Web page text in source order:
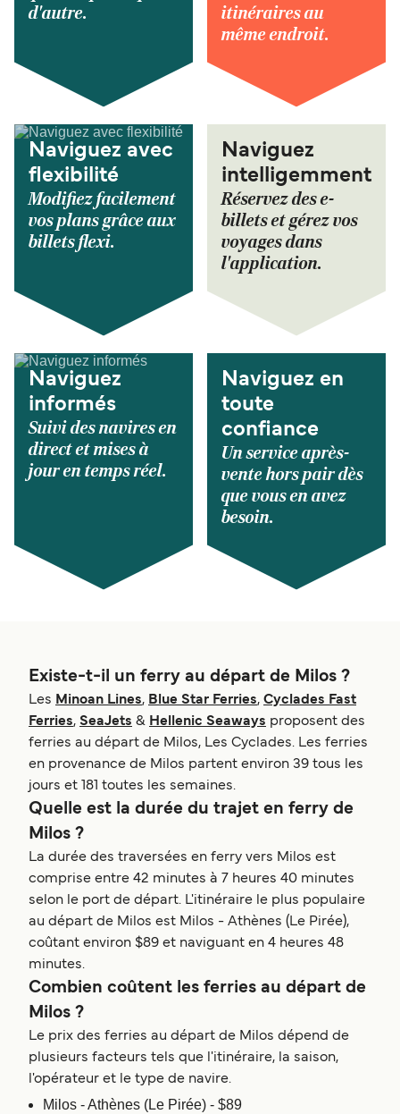
d'autre.
itinéraires au
même endroit.
Naviguez avec
flexibilité
Modifiez facilement
vos plans grâce aux
billets flexi.
Naviguez
intelligemment
Réservez des e-
billets et gérez vos
voyages dans
l'application.
Naviguez
informés
Suivi des navires en
direct et mises à
jour en temps réel.
Naviguez en
toute
confiance
Un service après-
vente hors pair dès
que vous en avez
besoin.
Existe-t-il un ferry au départ de Milos ?
Les Minoan Lines, Blue Star Ferries, Cyclades Fast
Ferries, SeaJets & Hellenic Seaways proposent des
ferries au départ de Milos, Les Cyclades. Les ferries
en provenance de Milos partent environ 39 tous les
jours et 181 toutes les semaines.
Quelle est la durée du trajet en ferry de
Milos ?
La durée des traversées en ferry vers Milos est
comprise entre 42 minutes à 7 heures 40 minutes
selon le port de départ. L'itinéraire le plus populaire
au départ de Milos est Milos - Athènes (Le Pirée),
coûtant environ $89 et naviguant en 4 heures 48
minutes.
Combien coûtent les ferries au départ de
Milos ?
Le prix des ferries au départ de Milos dépend de
plusieurs facteurs tels que l'itinéraire, la saison,
l'opérateur et le type de navire.
Milos - Athènes (Le Pirée) - $89